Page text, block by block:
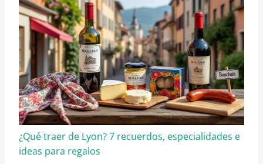
¿Qué traer de Lyon? 7 recuerdos, especialidades e
ideas para regalos